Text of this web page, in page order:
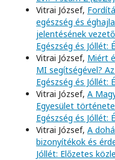
Vitrai József,
egészség és
jelentésének
Egészség és Jóllét:
Vitrai József, Miért
MI segítségével?
Egészség és Jóllét:
Vitrai József, A
Egyesület
Egészség és Jóllét:
Vitrai József, A
bizonyítékok és
Jóllét: Előzetes